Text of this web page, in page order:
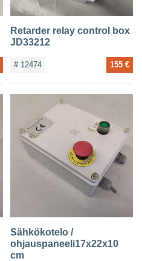
Retarder relay control box
JD33212
# 12474 155 €
Sähkökotelo /
ohjauspaneeli17x22x10
cm